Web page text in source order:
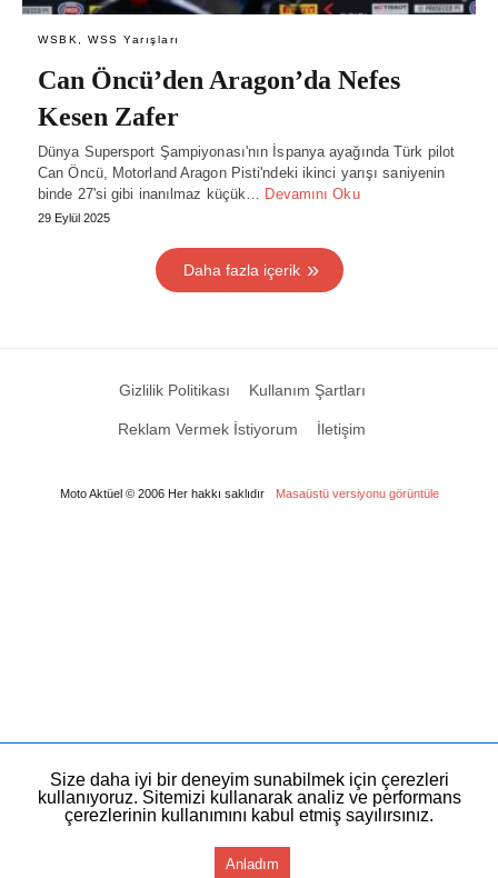
WSBK, WSS Yarışları
Can Öncü’den Aragon’da Nefes
Kesen Zafer
Dünya Supersport Şampiyonası'nın İspanya ayağında Türk pilot
Can Öncü, Motorland Aragon Pisti'ndeki ikinci yarışı saniyenin
binde 27'si gibi inanılmaz küçük…
Devamını Oku
29 Eylül 2025
Daha fazla içerik
Gizlilik Politikası Kullanım Şartları
Reklam Vermek İstiyorum İletişim
Moto Aktüel © 2006 Her hakkı saklıdır Masaüstü versiyonu görüntüle
Size daha iyi bir deneyim sunabilmek için çerezleri
kullanıyoruz. Sitemizi kullanarak analiz ve performans
çerezlerinin kullanımını kabul etmiş sayılırsınız.
Anladım